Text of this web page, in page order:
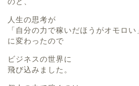
人生の思考が
「自分の力で稼いだほうがオモロい
に変わったので
ビジネスの世界に
飛び込みました。